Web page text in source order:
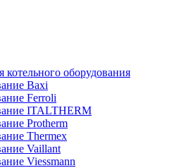
оборудования
Baxi
Ferroli
ITALTHERM
Protherm
Thermex
Vaillant
Viessmann